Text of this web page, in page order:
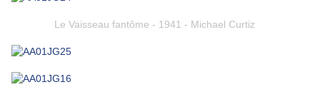
Le Vaisseau fantôme - 1941 - Michael Curtiz